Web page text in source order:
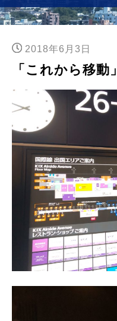
2018年6月3日
「これから移動」